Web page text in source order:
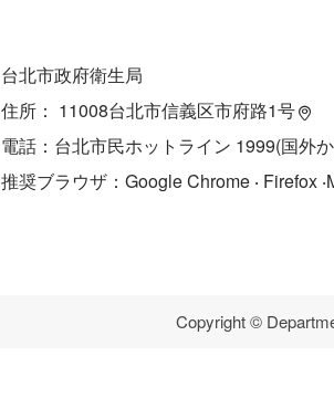
台北市政府衛生局
住所： 11008台北市信義区市府路1号
電話：台北市民ホットライン 1999(国外
推奨ブラウザ：Google Chrome ‧ Firefox
Copyright ©